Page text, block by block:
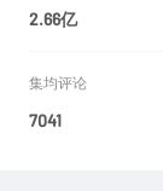
2.66亿
集均评论
7041